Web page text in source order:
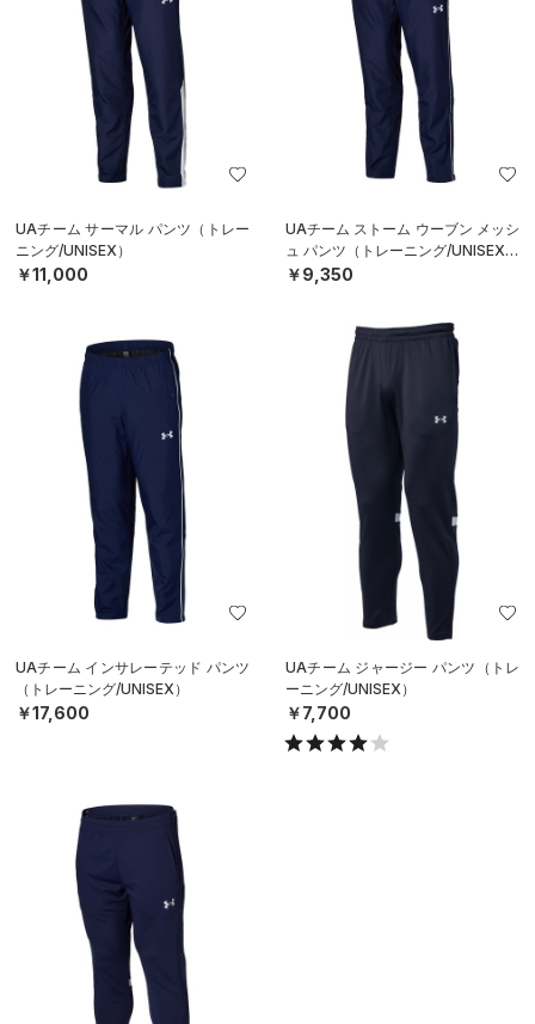
UAチーム サーマル パンツ（トレー
ニング/UNISEX）
￥11,000
UAチーム ストーム ウーブン メッシ
ュ パンツ（トレーニング/UNISEX）
￥9,350
UAチーム インサレーテッド パンツ
（トレーニング/UNISEX）
￥17,600
UAチーム ジャージー パンツ（トレ
ーニング/UNISEX）
￥7,700